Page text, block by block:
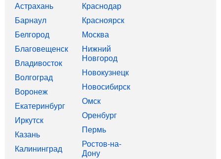
Астрахань
Барнаул
Белгород
Благовещенск
Владивосток
Волгоград
Воронеж
Екатеринбург
Иркутск
Казань
Калининград
Краснодар
Красноярск
Москва
Нижний
Новгород
Новокузнецк
Новосибирск
Омск
Оренбург
Пермь
Ростов-на-
Дону